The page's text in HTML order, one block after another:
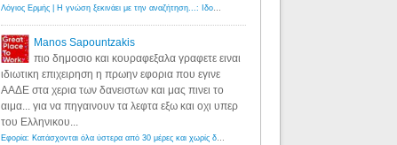
Λόγιος Ερμής | Η γνώση ξεκινάει με την αναζήτηση...: Ιδού οι 18 που χρωστούν 11 δις ευρώ!
Manos Sapountzakis
πιο δημοσιο και κουραφεξαλα γραφετε ειναι
ιδιωτικη επιχειρηση η πρωην εφορια που εγινε
ΑΑΔΕ στα χερια των δανειστων και μας πινει το
αιμα... για να πηγαινουν τα λεφτα εξω και οχι υπερ
του Ελληνικου...
Εφορία: Κατάσχονται όλα ύστερα από 30 μέρες και χωρίς δικαστικές αποφάσεις - Λόγιος Ερμής